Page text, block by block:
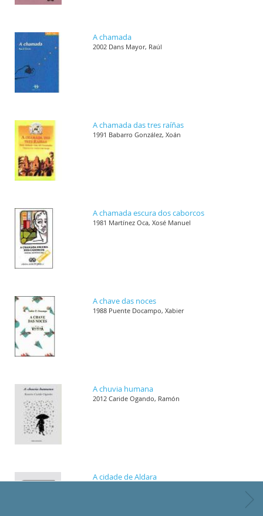
A chamada
2002 Dans Mayor, Raúl
A chamada das tres raíñas
1991 Babarro González, Xoán
A chamada escura dos caborcos
1981 Martínez Oca, Xosé Manuel
A chave das noces
1988 Puente Docampo, Xabier
A chuvia humana
2012 Caride Ogando, Ramón
A cidade de Aldara